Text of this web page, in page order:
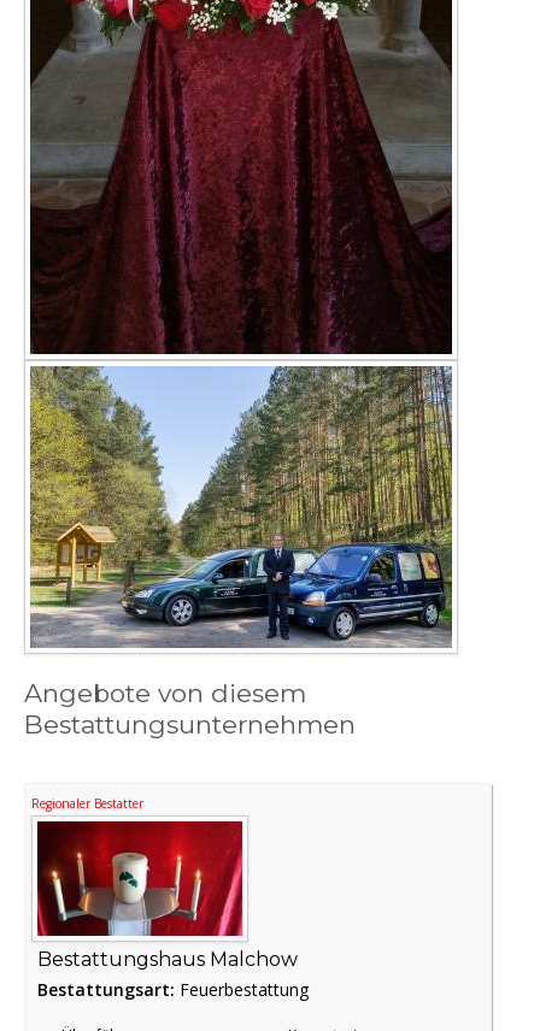
Angebote von diesem
Bestattungsunternehmen
Regionaler Bestatter
Bestattungshaus Malchow
Bestattungsart: Feuerbestattung